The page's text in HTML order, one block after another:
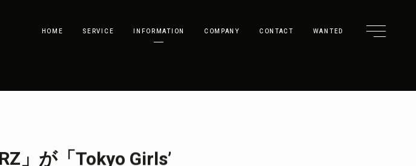
HOME SERVICE INFORMATION COMPANY CONTACT WANTED
」が「Tokyo Girls’